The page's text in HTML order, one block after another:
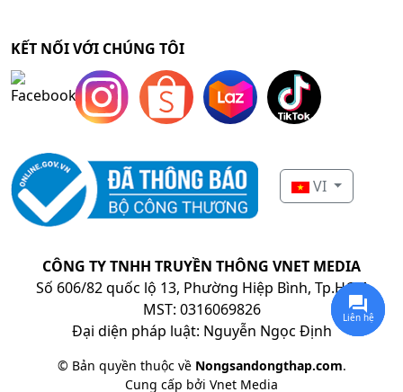
KẾT NỐI VỚI CHÚNG TÔI
VI
CÔNG TY TNHH TRUYỀN THÔNG VNET MEDIA
Số 606/82 quốc lộ 13, Phường Hiệp Bình, Tp.HCM
MST: 0316069826
Đại diện pháp luật: Nguyễn Ngọc Định
© Bản quyền thuộc về Nongsandongthap.com.
Cung cấp bởi Vnet Media
Liên hệ